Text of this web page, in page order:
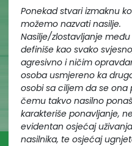
Ponekad stvari izmaknu
možemo nazvati nasilje.
Nasilje/zlostavljanje
definiše kao svako
agresivno i ničim
osoba usmjereno ka
osobi sa ciljem da se ona
čemu takvo nasilno
karakteriše ponavljanje,
evidentan osjećaj
nasilnika, te osjećaj